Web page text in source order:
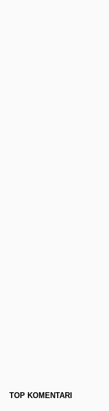
TOP KOMENTARI